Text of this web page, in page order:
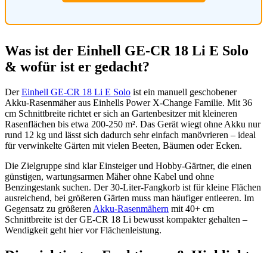
Was ist der Einhell GE-CR 18 Li E Solo
& wofür ist er gedacht?
DerEinhell GE-CR 18 Li E Solo ist ein manuell geschobener
Akku-Rasenmäher aus Einhells Power X-Change Familie. Mit 36
cm Schnittbreite richtet er sich an Gartenbesitzer mit kleineren
Rasenflächen bis etwa 200-250 m². Das Gerät wiegt ohne Akku nur
rund 12 kg und lässt sich dadurch sehr einfach manövrieren – ideal
für verwinkelte Gärten mit vielen Beeten, Bäumen oder Ecken.
Die Zielgruppe sind klar Einsteiger und Hobby-Gärtner, die einen
günstigen, wartungsarmen Mäher ohne Kabel und ohne
Benzingestank suchen. Der 30-Liter-Fangkorb ist für kleine Flächen
ausreichend, bei größeren Gärten muss man häufiger entleeren. Im
Gegensatz zu größeren Akku-Rasenmähern mit 40+ cm
Schnittbreite ist der GE-CR 18 Li bewusst kompakter gehalten –
Wendigkeit geht hier vor Flächenleistung.